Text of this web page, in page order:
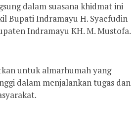
dalam suasana khidmat ini
Bupati Indramayu H. Syaefudin
Indramayu KH. M. Mustofa.
untuk almarhumah yang
dalam menjalankan tugas dan